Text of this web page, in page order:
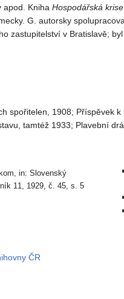
apod. Kniha Hospodářská
G. autorsky
zastupitelství v Bratislavě;
spořitelen, 1908; Příspěvek
tamtéž 1933; Plavební
in: Slovenský
11, 1929, č. 45, s. 5
ČR